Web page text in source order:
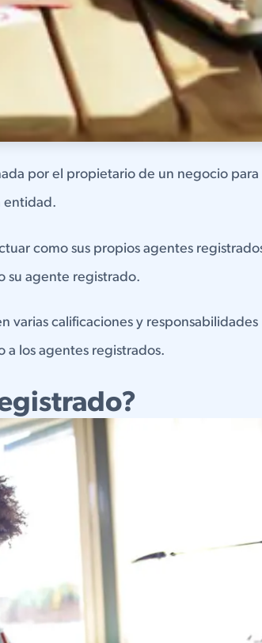
por el propietario de un negocio para
entidad.
como sus propios agentes
su agente registrado.
varias calificaciones y responsabilidades
los agentes registrados.